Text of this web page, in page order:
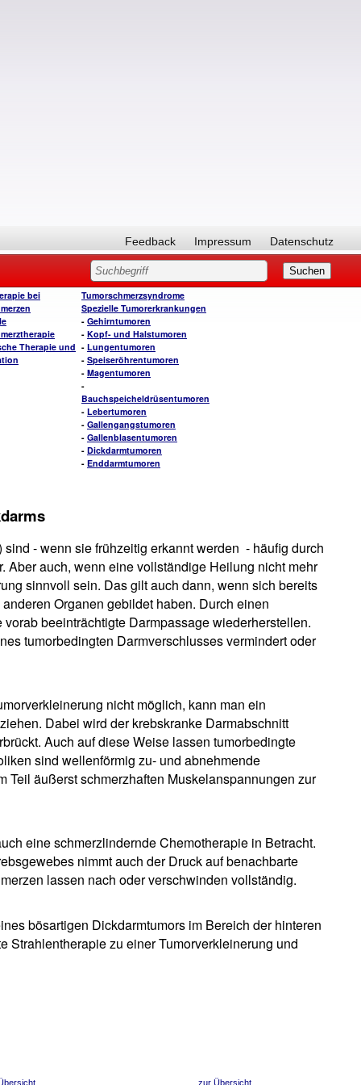
Feedback Impressum Datenschutz
bei
Therapie und
Tumorschmerzsyndrome
Spezielle Tumorerkrankungen
- Gehirntumoren
- Kopf- und Halstumoren
- Lungentumoren
- Speiseröhrentumoren
- Magentumoren
-
Bauchspeicheldrüsentumoren
- Lebertumoren
- Gallengangstumoren
- Gallenblasentumoren
- Dickdarmtumoren
- Enddarmtumoren
- wenn sie frühzeitig erkannt werden - häufig durch
auch, wenn eine vollständige Heilung nicht mehr
sinnvoll sein. Das gilt auch dann, wenn sich bereits
Organen gebildet haben. Durch einen
beeinträchtigte Darmpassage wiederherstellen.
tumorbedingten Darmverschlusses vermindert oder
nicht möglich, kann man ein
Dabei wird der krebskranke Darmabschnitt
Auch auf diese Weise lassen tumorbedingte
sind wellenförmig zu- und abnehmende
Teil äußerst schmerzhaften Muskelanspannungen zur
eine schmerzlindernde Chemotherapie in Betracht.
nimmt auch der Druck auf benachbarte
lassen nach oder verschwinden vollständig.
bösartigen Dickdarmtumors im Bereich der hinteren
Strahlentherapie zu einer Tumorverkleinerung und
zur Übersicht